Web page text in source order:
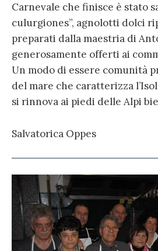
Carnevale che finisce è stato
culurgiones”, agnolotti dolci
preparati dalla maestria di
generosamente offerti ai
Un modo di essere comunità
del mare che caratterizza
si rinnova ai piedi delle Alpi
Salvatorica Oppes